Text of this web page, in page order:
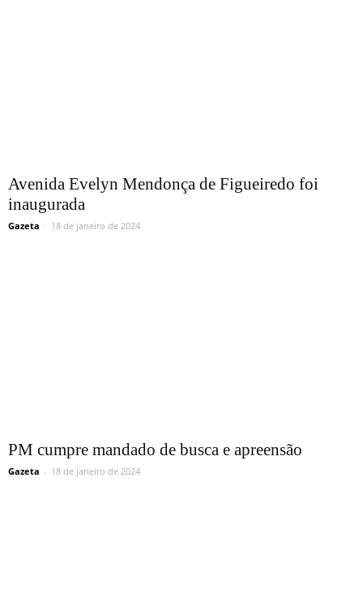
Avenida Evelyn Mendonça de Figueiredo foi
inaugurada
Gazeta - 18 de janeiro de 2024
PM cumpre mandado de busca e apreensão
Gazeta - 18 de janeiro de 2024